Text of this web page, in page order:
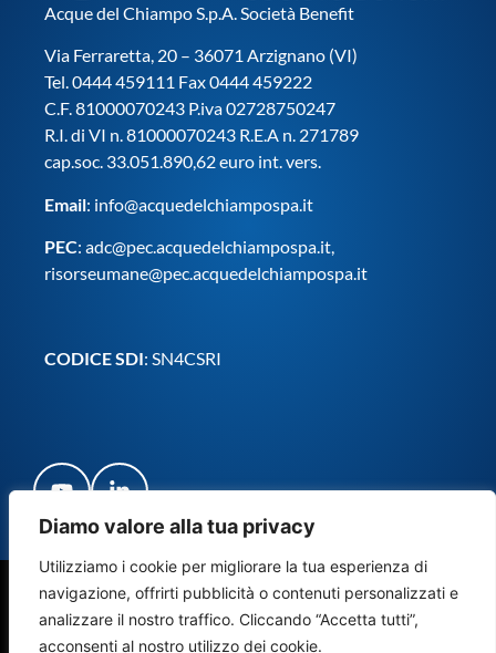
Diamo valore alla tua privacy
Utilizziamo i cookie per migliorare la tua esperienza di
navigazione, offrirti pubblicità o contenuti personalizzati e
analizzare il nostro traffico. Cliccando “Accetta tutti”,
acconsenti al nostro utilizzo dei cookie.
Acque del Chiampo S.p.A. Società Benefit
Via Ferraretta, 20 – 36071 Arzignano (VI)
Tel. 0444 459111 Fax 0444 459222
C.F. 81000070243 P.iva 02728750247
R.I. di VI n. 81000070243 R.E.A n. 271789
cap.soc. 33.051.890,62 euro int. vers.
Email: info@acquedelchiampospa.it
PEC: adc@pec.acquedelchiampospa.it,
risorseumane@pec.acquedelchiampospa.it
CODICE SDI: SN4CSRI
© Copyright Acque del Chiampo S.p.A. Società Benefit 2024
– Tutti i diritti riservati
Credits